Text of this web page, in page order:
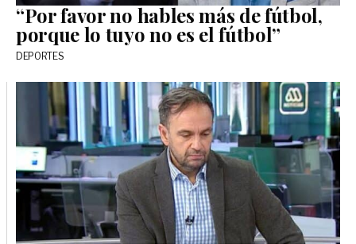
“Por favor no hables más de fútbol,
porque lo tuyo no es el fútbol”
DEPORTES